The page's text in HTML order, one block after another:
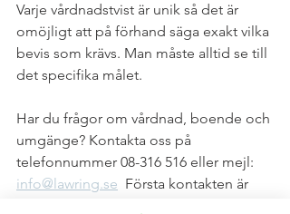
Varje vårdnadstvist är unik så det är
omöjligt att på förhand säga exakt vilka
bevis som krävs. Man måste alltid se till
det specifika målet.
Har du frågor om vårdnad, boende och
umgänge? Kontakta oss på
telefonnummer 08-316 516 eller mejl:
info@lawring.se
  Första kontakten är